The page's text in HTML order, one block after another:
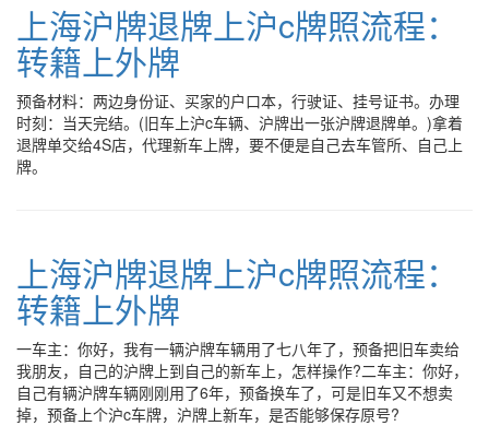
上海沪牌退牌上沪c牌照流程：
转籍上外牌
预备材料：两边身份证、买家的户口本，行驶证、挂号证书。办理
时刻：当天完结。(旧车上沪c车辆、沪牌出一张沪牌退牌单。)拿着
退牌单交给4S店，代理新车上牌，要不便是自己去车管所、自己上
牌。
上海沪牌退牌上沪c牌照流程：
转籍上外牌
一车主：你好，我有一辆沪牌车辆用了七八年了，预备把旧车卖给
我朋友，自己的沪牌上到自己的新车上，怎样操作?二车主：你好，
自己有辆沪牌车辆刚刚用了6年，预备换车了，可是旧车又不想卖
掉，预备上个沪c车牌，沪牌上新车，是否能够保存原号?